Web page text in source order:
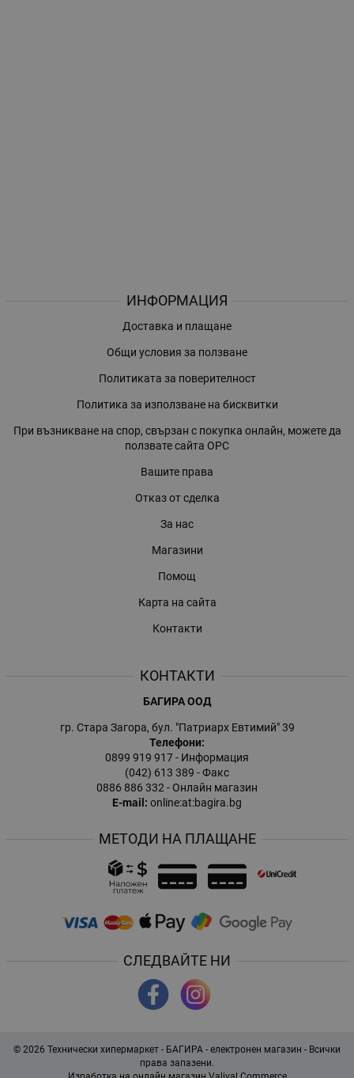
ИНФОРМАЦИЯ
Доставка и плащане
Общи условия за ползване
Политиката за поверителност
Политика за използване на бисквитки
При възникване на спор, свързан с покупка онлайн, можете да
ползвате сайта ОРС
Вашите права
Отказ от сделка
За нас
Магазини
Помощ
Карта на сайта
Контакти
КОНТАКТИ
БАГИРА ООД
гр. Стара Загора, бул. "Патриарх Евтимий" 39
Телефони:
0899 919 917- Информация
(042) 613 389 - Факс
0886 886 332- Онлайн магазин
E-mail: online:at:bagira.bg
МЕТОДИ НА ПЛАЩАНЕ
СЛЕДВАЙТЕ НИ
© 2026 Технически хипермаркет - БАГИРА - електронен магазин - Всички
права запазени.